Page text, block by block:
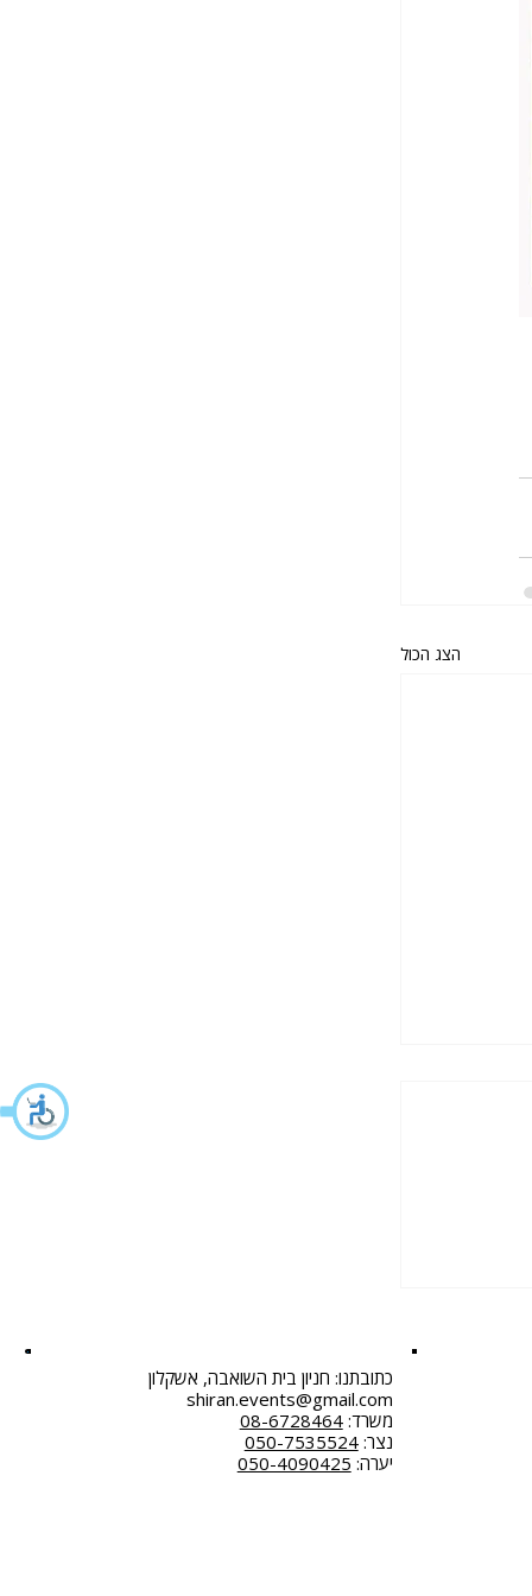
הצג הכול
כתובתנו: חניון בית השואבה, אשקלון
shiran.events@gmail.com
משרד:08-6728464
נצר:050-7535524
יערה: 050-4090425